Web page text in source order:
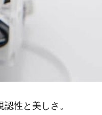
性と美しさ。